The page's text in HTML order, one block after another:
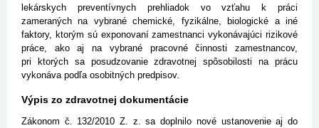
lekárskych preventívnych prehliadok vo vzťahu k práci
zameraných na vybrané chemické, fyzikálne, biologické a iné
faktory, ktorým sú exponovaní zamestnanci vykonávajúci rizikové
práce, ako aj na vybrané pracovné činnosti zamestnancov,
pri ktorých sa posudzovanie zdravotnej spôsobilosti na prácu
vykonáva podľa osobitných predpisov.
Výpis zo zdravotnej dokumentácie
Zákonom č. 132/2010 Z. z. sa doplnilo nové ustanovenie aj do